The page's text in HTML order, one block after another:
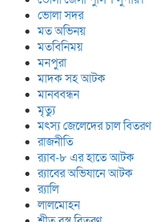
ভোলা সদর
মত অভিনয়
মতবিনিময়
মনপুরা
মাদক সহ আটক
মানববন্ধন
মৃত্যু
মৎস্য জেলেদের চাল বিতরণ
রাজনীতি
র‍্যাব-৮ এর হাতে আটক
র‍্যাবের অভিযানে আটক
র‍্যালি
লালমোহন